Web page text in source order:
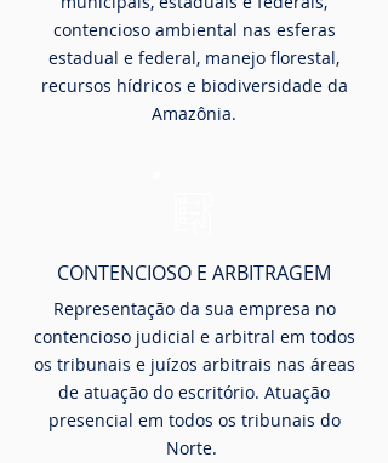
Representação da sua empresa no
contencioso judicial e arbitral em todos
os tribunais e juízos arbitrais nas áreas
de atuação do escritório. Atuação
presencial em todos os tribunais do
Norte.
contencioso ambiental nas esferas
estadual e federal, manejo florestal,
recursos hídricos e biodiversidade da
Amazônia.
CONTENCIOSO E ARBITRAGEM